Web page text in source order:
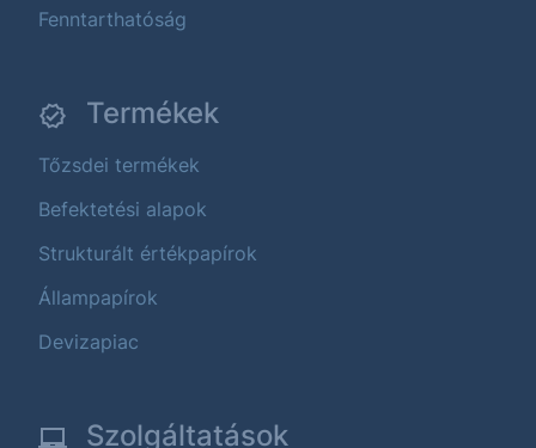
Fenntarthatóság
Termékek
Tőzsdei termékek
Befektetési alapok
Strukturált értékpapírok
Állampapírok
Devizapiac
Szolgáltatások